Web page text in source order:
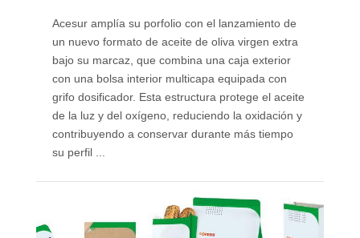
Acesur amplía su porfolio con el lanzamiento de
un nuevo formato de aceite de oliva virgen extra
bajo su marcaz, que combina una caja exterior
con una bolsa interior multicapa equipada con
grifo dosificador. Esta estructura protege el aceite
de la luz y del oxígeno, reduciendo la oxidación y
contribuyendo a conservar durante más tiempo
su perfil ...